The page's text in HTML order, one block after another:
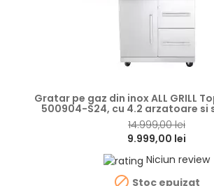
Gratar pe gaz din inox ALL GRILL
500904-S24, cu 4.2 arzatoare si
14.999,00 lei
9.999,00 lei
Niciun review
 Stoc epuizat